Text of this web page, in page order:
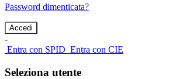
Password dimenticata?
-
Entra con SPID Entra con CIE
Seleziona utente